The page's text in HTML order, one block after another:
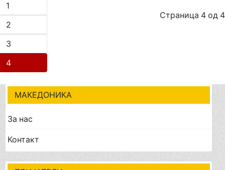
1
2
3
4
Страница 4 од 4
МАКЕДОНИКА
За нас
Контакт